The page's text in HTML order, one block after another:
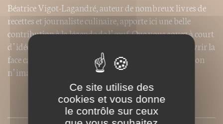
Béatrice Vigot-Lagandré, auteur de nombreux livres de
recettes et journaliste culinaire, apporte ici une belle
contribution à la légende de l’œuf. Que vous soyez à court
d’idée ou que vous ayez simplement envie de découvrir la
face cachée de l’œuf, les meilleures réponses sont ici : on
n’imagine pas votre cuisine sans ce livre !
SOMMAIRE
Ce site utilise des
cookies et vous donne
le contrôle sur ceux